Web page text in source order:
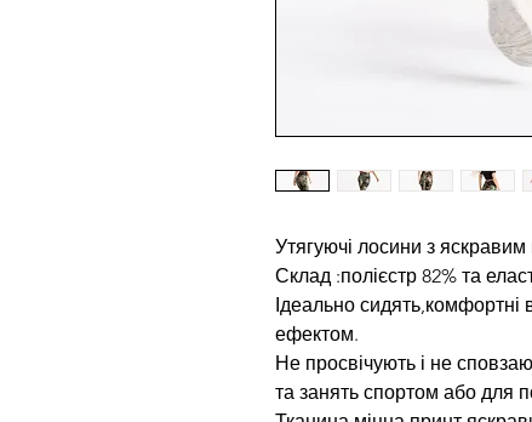
Утягуючі лосини з
Склад :полієстр 82% та
Ідеально сидять,комфортні
ефектом.
Не просвічують і не
та занять спортом або для